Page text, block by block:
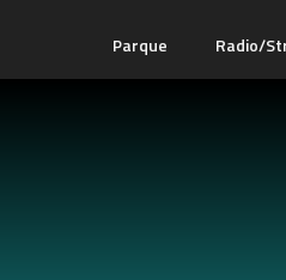
Parque Radio/